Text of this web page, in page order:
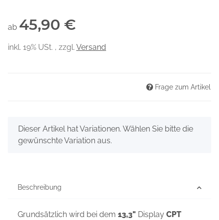
ab 45,90 €
inkl. 19% USt. , zzgl. Versand
Frage zum Artikel
x
Dieser Artikel hat Variationen. Wählen Sie bitte die
gewünschte Variation aus.
Beschreibung
Grundsätzlich wird bei dem 13,3" Display CPT